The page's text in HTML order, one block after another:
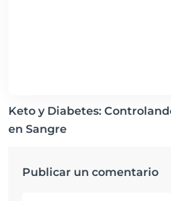
Keto y Diabetes:
en Sangre
Publicar un comentario